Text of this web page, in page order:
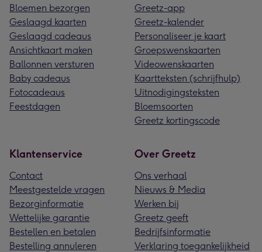
Bloemen bezorgen
Geslaagd kaarten
Geslaagd cadeaus
Ansichtkaart maken
Ballonnen versturen
Baby cadeaus
Fotocadeaus
Feestdagen
Greetz-app
Greetz-kalender
Personaliseer je kaart
Groepswenskaarten
Videowenskaarten
Kaartteksten (schrijfhulp)
Uitnodigingsteksten
Bloemsoorten
Greetz kortingscode
Klantenservice
Contact
Meestgestelde vragen
Bezorginformatie
Wettelijke garantie
Bestellen en betalen
Bestelling annuleren
Over Greetz
Ons verhaal
Nieuws & Media
Werken bij
Greetz geeft
Bedrijfsinformatie
Verklaring toegankelijkheid